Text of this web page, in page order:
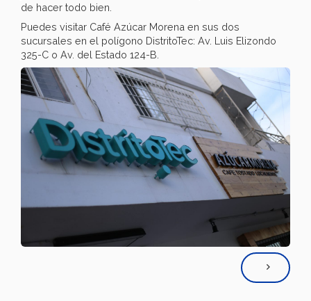
de hacer todo bien.
Puedes visitar Café Azúcar Morena en sus dos
sucursales en el polígono DistritoTec: Av. Luis Elizondo
325-C o Av. del Estado 124-B.